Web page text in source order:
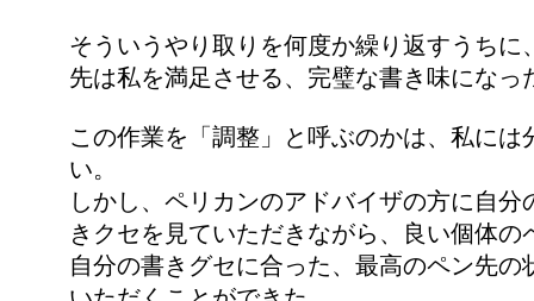
そういうやり取りを何度か繰り返すうちに
先は私を満足させる、完璧な書き味になっ
この作業を「調整」と呼ぶのかは、私には
い。
しかし、ペリカンのアドバイザの方に自分
きクセを見ていただきながら、良い個体の
自分の書きグセに合った、最高のペン先の